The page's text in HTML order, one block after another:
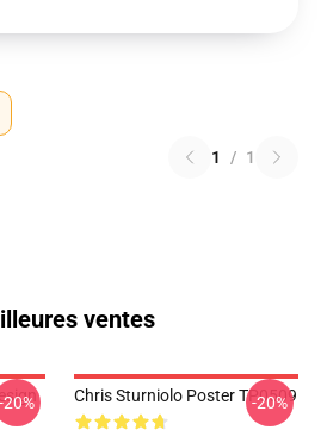
1 / 1
ventes
-20% Chris Sturniolo Poster TP0509
-20%